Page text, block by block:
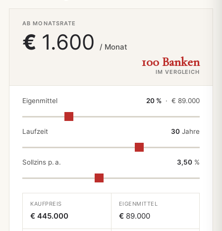
AB MONATSRATE
€ 1.600 / Monat
100 Banken
IM VERGLEICH
Eigenmittel 20 % · € 89.000
Laufzeit 30 Jahre
Sollzins p. a. 3,50 %
KAUFPREIS
€ 445.000
EIGENMITTEL
€ 89.000